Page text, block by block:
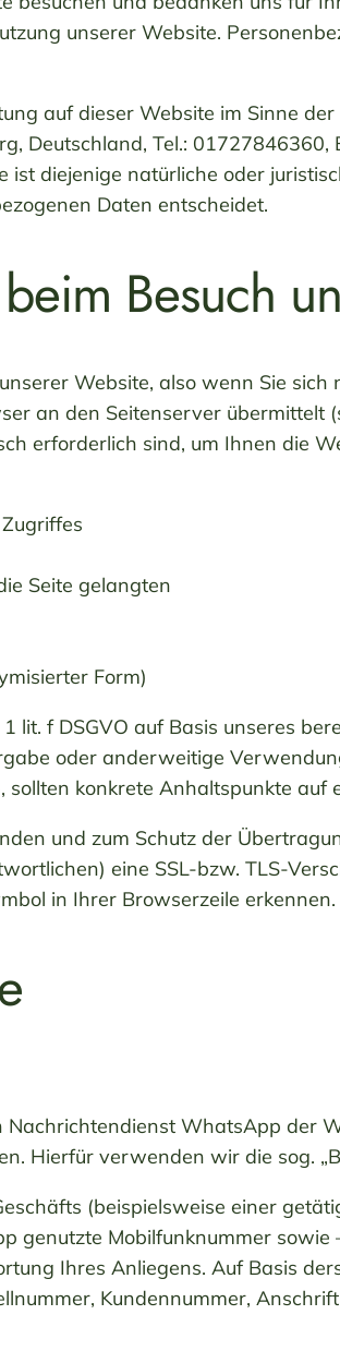
unserer Website.
auf dieser Website im Sinne
Deutschland, Tel.:
diejenige natürliche oder
Daten entscheidet.
Besuch
Website, also wenn Sie
an den Seitenserver übermittelt
erforderlich sind, um Ihnen die
Seite gelangten
Form)
lit. f DSGVO auf Basis unseres
oder anderweitige
konkrete Anhaltspunkte auf
und zum Schutz der
eine SSL-bzw. TLS-
in Ihrer Browserzeile erkennen.
Nachrichtendienst WhatsApp der
Hierfür verwenden wir die sog.
(beispielsweise einer
genutzte Mobilfunknummer
Ihres Anliegens. Auf Basis
Kundennummer,